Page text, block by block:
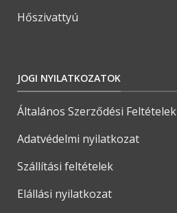
Hőszivattyú
JOGI NYILATKOZATOK
Általános Szerződési Feltételek
Adatvédelmi nyilatkozat
Szállítási feltételek
Elállási nyilatkozat